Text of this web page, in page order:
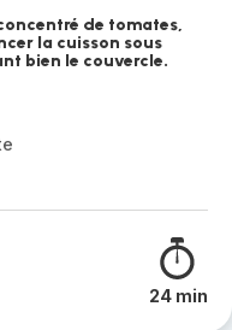
de tomates,
la cuisson sous
bien le couvercle.
24 min